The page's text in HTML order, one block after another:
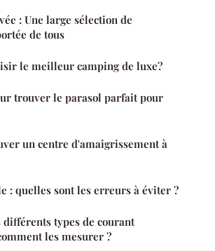
: Une large sélection de
de tous
le meilleur camping de luxe?
trouver le parasol parfait pour
un centre d'amaigrissement à
: quelles sont les erreurs à éviter ?
différents types de courant
les mesurer ?